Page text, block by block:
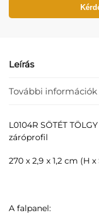
Leírás
További információk
L0104R SÖTÉT
záróprofil
270 x 2,9 x 1,2 cm (H x
A falpanel: